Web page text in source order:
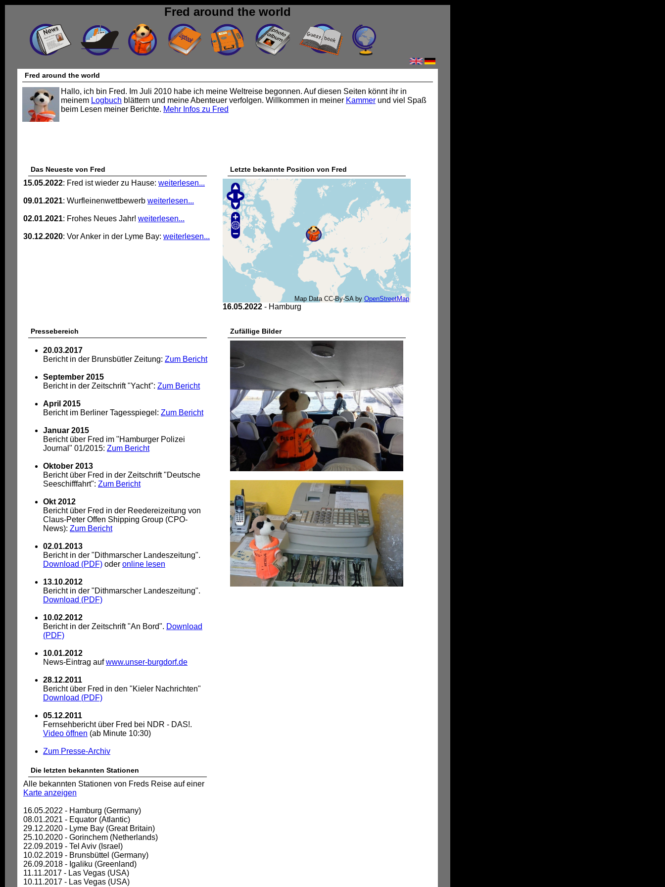
Fred around the world
Fred around the world
Hallo, ich bin Fred. Im Juli 2010 habe ich meine Weltreise begonnen. Auf diesen Seiten könnt ihr in
meinem Logbuch blättern und meine Abenteuer verfolgen. Willkommen in meiner Kammer und viel Spaß
beim Lesen meiner Berichte. Mehr Infos zu Fred
Das Neueste von Fred
15.05.2022: Fred ist wieder zu Hause: weiterlesen...
09.01.2021: Wurfleinenwettbewerb weiterlesen...
02.01.2021: Frohes Neues Jahr! weiterlesen...
30.12.2020: Vor Anker in der Lyme Bay: weiterlesen...
Letzte bekannte Position von Fred
Map Data CC-By-SA by OpenStreetMap
16.05.2022 - Hamburg
Pressebereich
20.03.2017
Bericht in der Brunsbütler Zeitung: Zum Bericht
September 2015
Bericht in der Zeitschrift "Yacht": Zum Bericht
April 2015
Bericht im Berliner Tagesspiegel: Zum Bericht
Januar 2015
Bericht über Fred im "Hamburger Polizei
Journal" 01/2015: Zum Bericht
Oktober 2013
Bericht über Fred in der Zeitschrift "Deutsche
Seeschifffahrt": Zum Bericht
Okt 2012
Bericht über Fred in der Reedereizeitung von
Claus-Peter Offen Shipping Group (CPO-
News): Zum Bericht
02.01.2013
Bericht in der "Dithmarscher Landeszeitung".
Download (PDF) oder online lesen
13.10.2012
Bericht in der "Dithmarscher Landeszeitung".
Download (PDF)
10.02.2012
Bericht in der Zeitschrift "An Bord". Download
(PDF)
10.01.2012
News-Eintrag aufwww.unser-burgdorf.de
28.12.2011
Bericht über Fred in den "Kieler Nachrichten"
Download (PDF)
05.12.2011
Fernsehbericht über Fred bei NDR - DAS!.
Video öffnen (ab Minute 10:30)
Zum Presse-Archiv
Die letzten bekannten Stationen
Alle bekannten Stationen von Freds Reise auf einer
Karte anzeigen
16.05.2022 - Hamburg (Germany)
08.01.2021 - Equator (Atlantic)
29.12.2020 - Lyme Bay (Great Britain)
25.10.2020 - Gorinchem (Netherlands)
22.09.2019 - Tel Aviv (Israel)
10.02.2019 - Brunsbüttel (Germany)
26.09.2018 - Igaliku (Greenland)
11.11.2017 - Las Vegas (USA)
10.11.2017 - Las Vegas (USA)
Zufällige Bilder